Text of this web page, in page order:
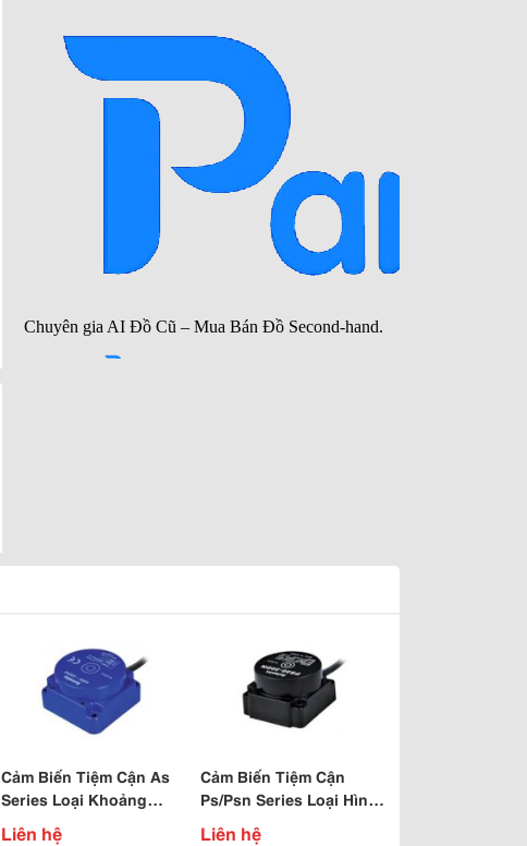
Cảm Biến Tiệm Cận As
Series Loại Khoảng
Cách Phát Hiện Dài
Liên hệ
Cảm Biến Tiệm Cận
Ps/Psn Series Loại Hình
Vuông Có Cáp
Liên hệ